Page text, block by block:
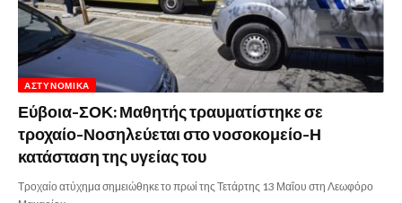
ΑΣΤΥΝΟΜΙΚΆ
Εύβοια-ΣΟΚ: Μαθητής τραυματίστηκε σε
τροχαίο-Νοσηλεύεται στο νοσοκομείο-Η
κατάσταση της υγείας του
Τροχαίο ατύχημα σημειώθηκε το πρωί της Τετάρτης 13 Μαΐου στη Λεωφόρο